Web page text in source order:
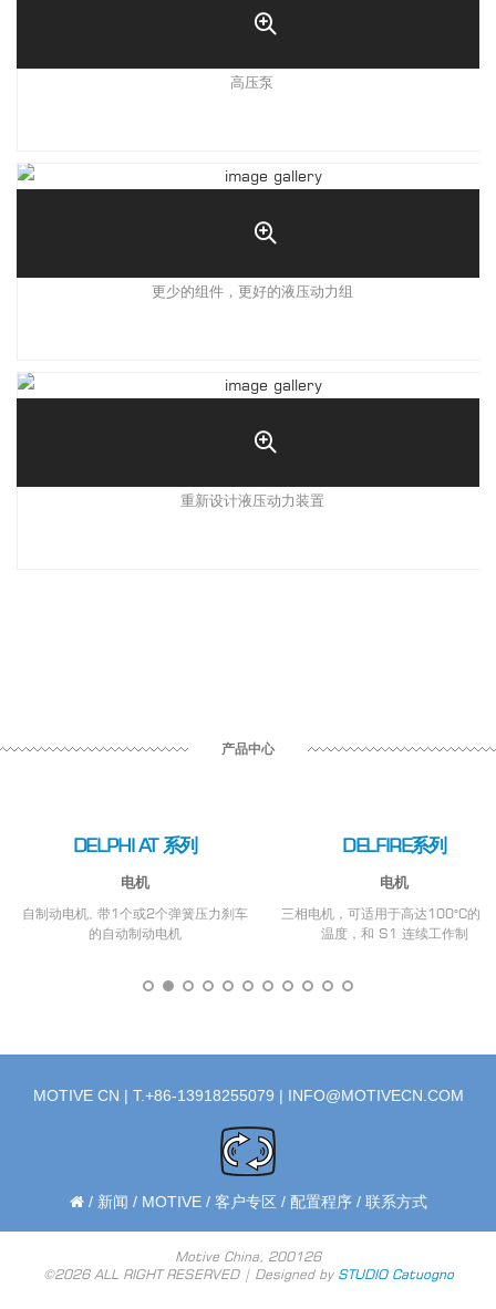
高压泵
更少的组件，更好的液压动力组
重新设计液压动力装置
产品中心
DELPHI AT 系列
电机
自制动电机, 带1个或2个弹簧压力刹车
的自动制动电机
DELFIRE系列
电机
三相电机，可适用于高达100°C的
温度，和 S1 连续工作制
MOTIVE CN | T.+86-13918255079 | INFO@MOTIVECN.COM
/ 新闻 / MOTIVE/ 客户专区 / 配置程序/ 联系方式
Motive China, 200126
©2026 ALL RIGHT RESERVED | Designed by STUDIO Catuogno